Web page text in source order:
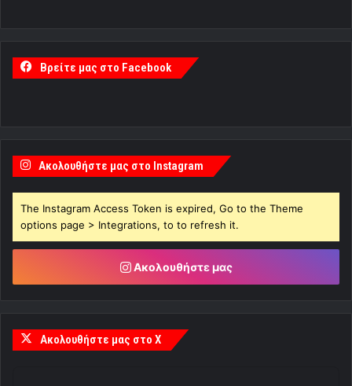
Βρείτε μας στο Facebook
Ακολουθήστε μας στο Instagram
The Instagram Access Token is expired, Go to the Theme
options page > Integrations, to to refresh it.
Ακολουθήστε μας
Ακολουθήστε μας στο X